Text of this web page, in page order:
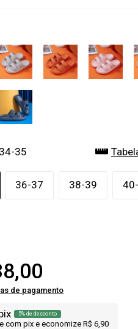
34-35
36-37 38-39
de pagamento
5% de desconto
com pix e economize R$ 6,90